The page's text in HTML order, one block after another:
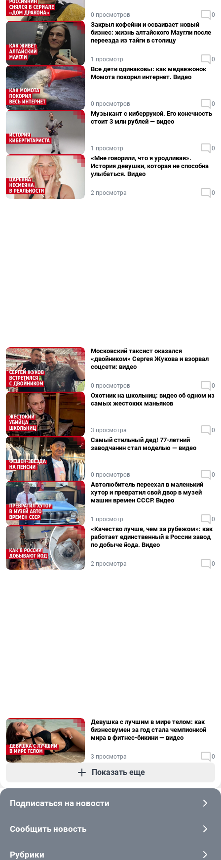
0 просмотров 0
Закрыл кофейни и осваивает новый
бизнес: жизнь алтайского Маугли после
переезда из тайги в столицу
1 просмотр 0
Все дети одинаковы: как медвежонок
Момота покорил интернет. Видео
0 просмотров 0
Музыкант с киберрукой. Его конечность
стоит 3 млн рублей — видео
1 просмотр 0
«Мне говорили, что я уродливая».
История девушки, которая не способна
улыбаться. Видео
2 просмотра 0
Московский таксист оказался
«двойником» Сергея Жукова и взорвал
соцсети: видео
0 просмотров 0
Охотник на школьниц: видео об одном из
самых жестоких маньяков
3 просмотра 0
Самый стильный дед! 77-летний
заводчанин стал моделью — видео
0 просмотров 0
Автолюбитель переехал в маленький
хутор и превратил свой двор в музей
машин времен СССР. Видео
1 просмотр 0
«Качество лучше, чем за рубежом»: как
работает единственный в России завод
по добыче йода. Видео
2 просмотра 0
Девушка с лучшим в мире телом: как
бизнесвумен за год стала чемпионкой
мира в фитнес-бикини — видео
3 просмотра 0
Показать еще
Подписаться на новости
Сообщить новость
Рубрики